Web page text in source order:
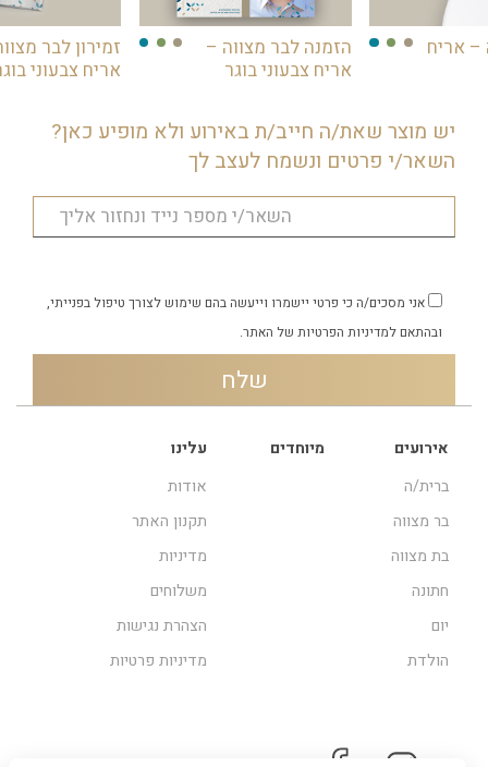
אריח
הזמנה לבר מצווה –
אריח צבעוני בוגר
זמירון לבר
אריח צבעוני
יש מוצר שאת/ה חייב/ת באירוע ולא מופיע כאן?
השאר/י פרטים ונשמח לעצב לך
אני מסכים/ה כי פרטי יישמרו וייעשה בהם שימוש לצורך טיפול בפנייתי,
ובהתאם למדיניות הפרטיות של האתר.
אירועים
ברית/ה
בר מצווה
בת מצווה
חתונה
יום
הולדת
מיוחדים
עלינו
אודות
תקנון האתר
מדיניות
משלוחים
הצהרת נגישות
מדיניות פרטיות